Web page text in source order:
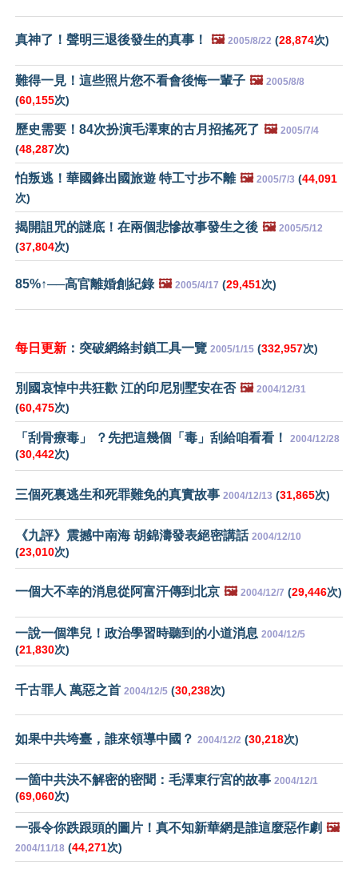
真神了！聲明三退後發生的真事！ 🖼️ 2005/8/22 (28,874次)
難得一見！這些照片您不看會後悔一輩子 🖼️ 2005/8/8
(60,155次)
歷史需要！84次扮演毛澤東的古月招搖死了 🖼️ 2005/7/4
(48,287次)
怕叛逃！華國鋒出國旅遊 特工寸步不離 🖼️ 2005/7/3 (44,091
次)
揭開詛咒的謎底！在兩個悲慘故事發生之後 🖼️ 2005/5/12
(37,804次)
85%↑──高官離婚創紀錄 🖼️ 2005/4/17 (29,451次)
每日更新 ：突破網絡封鎖工具一覽 2005/1/15 (332,957次)
別國哀悼中共狂歡 江的印尼別墅安在否 🖼️ 2004/12/31
(60,475次)
「刮骨療毒」 ？先把這幾個「毒」刮給咱看看！ 2004/12/28
(30,442次)
三個死裏逃生和死罪難免的真實故事 2004/12/13 (31,865次)
《九評》震撼中南海 胡錦濤發表絕密講話 2004/12/10
(23,010次)
一個大不幸的消息從阿富汗傳到北京 🖼️ 2004/12/7 (29,446次)
一說一個準兒！政治學習時聽到的小道消息 2004/12/5
(21,830次)
千古罪人 萬惡之首 2004/12/5 (30,238次)
如果中共垮臺，誰來領導中國？ 2004/12/2 (30,218次)
一箇中共決不解密的密聞：毛澤東行宮的故事 2004/12/1
(69,060次)
一張令你跌跟頭的圖片！真不知新華網是誰這麼惡作劇 🖼️
2004/11/18 (44,271次)